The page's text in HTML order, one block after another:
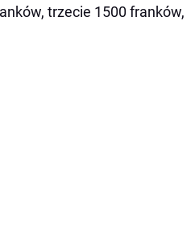
trzecie 1500 franków,